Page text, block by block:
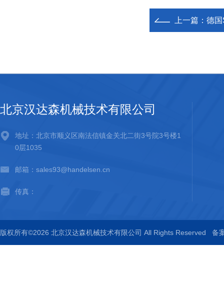
上一篇： 德
北京汉达森机械技术有限公司
地址：北京市顺义区南法信镇金关北二街3号院3号楼1
0层1035
邮箱：sales93@handelsen.cn
传真：
版权所有©2026 北京汉达森机械技术有限公司 All Rights Reserved 备